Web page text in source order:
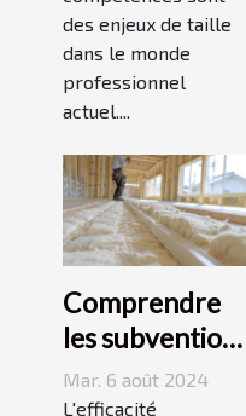
des enjeux de taille
dans le monde
professionnel
actuel....
Comprendre
les subventions
disponibles
pour l'isolation
Mar. 6 août 2024
L'efficacité